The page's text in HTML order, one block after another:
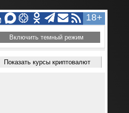
18+
Включить темный режим
Показать курсы криптовалют